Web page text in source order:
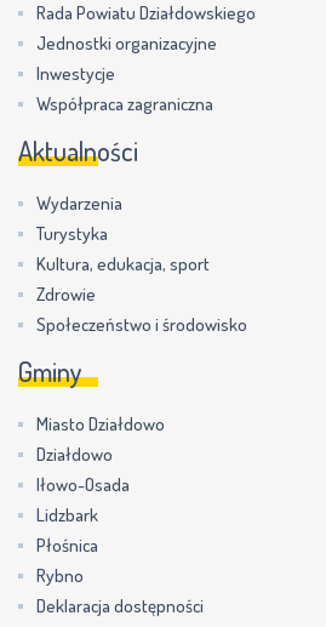
Rada Powiatu Działdowskiego
Jednostki organizacyjne
Inwestycje
Współpraca zagraniczna
Aktualności
Wydarzenia
Turystyka
Kultura, edukacja, sport
Zdrowie
Społeczeństwo i środowisko
Gminy
Miasto Działdowo
Działdowo
Iłowo-Osada
Lidzbark
Płośnica
Rybno
Deklaracja dostępności